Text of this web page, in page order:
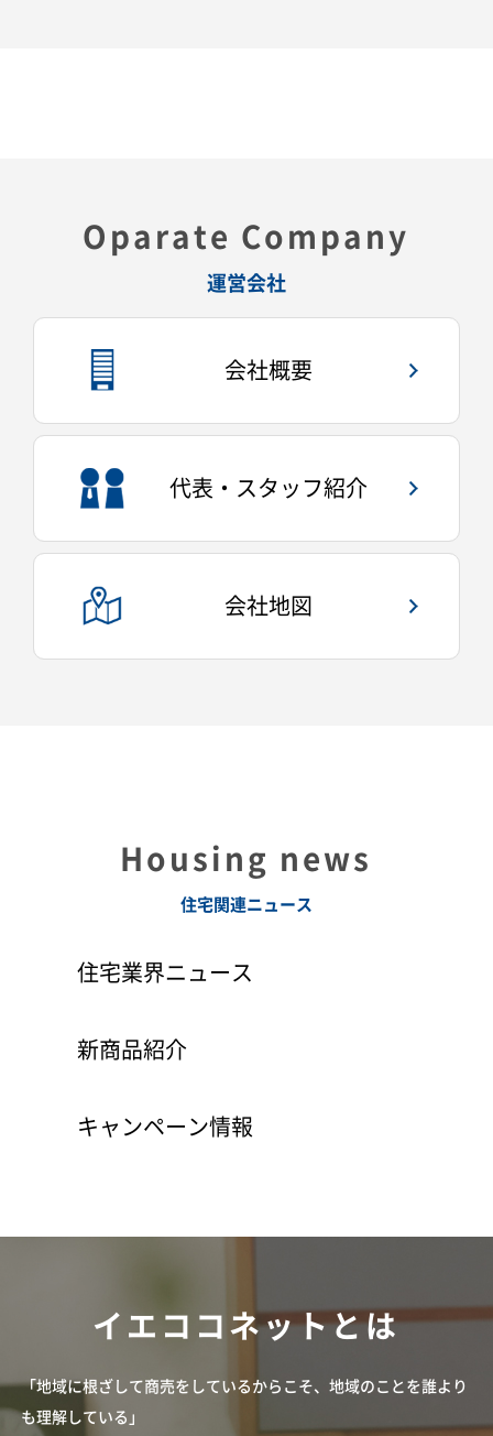
Oparate Company
運営会社
会社概要
代表・スタッフ紹介
会社地図
Housing news
住宅関連ニュース
住宅業界ニュース
新商品紹介
キャンペーン情報
イエココネットとは
「地域に根ざして商売をしているからこそ、地域のことを誰より
も理解している」